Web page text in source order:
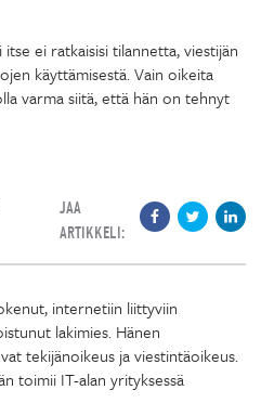
ei ratkaisisi tilannetta, viestijän
käyttämisestä. Vain oikeita
varma siitä, että hän on tehnyt
JAA
ARTIKKELI:
internetiin liittyviin
lakimies. Hänen
tekijänoikeus ja viestintäoikeus.
toimii IT-alan yrityksessä